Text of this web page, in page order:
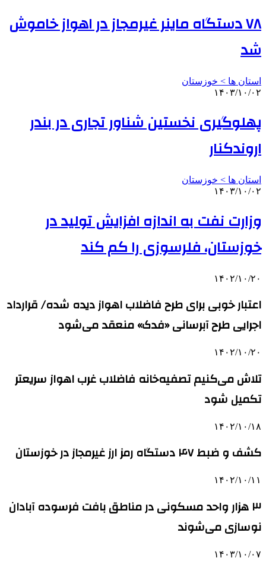
۷۸ دستگاه ماینر غیرمجاز در اهواز خاموش
شد
استان ها > خوزستان
۱۴۰۳/۱۰/۰۲
پهلوگیری نخستین شناور تجاری در بندر
اروندکنار
استان ها > خوزستان
۱۴۰۳/۱۰/۰۲
وزارت نفت به اندازه افزایش تولید در
خوزستان، فلرسوزی را کم کند
۱۴۰۲/۱۰/۲۰
اعتبار خوبی برای طرح فاضلاب اهواز دیده شده/ قرارداد
اجرایی طرح آبرسانی «فدک» منعقد می‌شود
۱۴۰۲/۱۰/۲۰
تلاش می‌کنیم تصفیه‌خانه فاضلاب غرب اهواز سریعتر
تکمیل شود
۱۴۰۲/۱۰/۱۸
کشف و ضبط ۴۷ دستگاه رمز ارز غیرمجاز در خوزستان
۱۴۰۲/۱۰/۱۱
۳ هزار واحد مسکونی در مناطق بافت فرسوده آبادان
نوسازی می‌شوند
۱۴۰۳/۱۰/۰۷